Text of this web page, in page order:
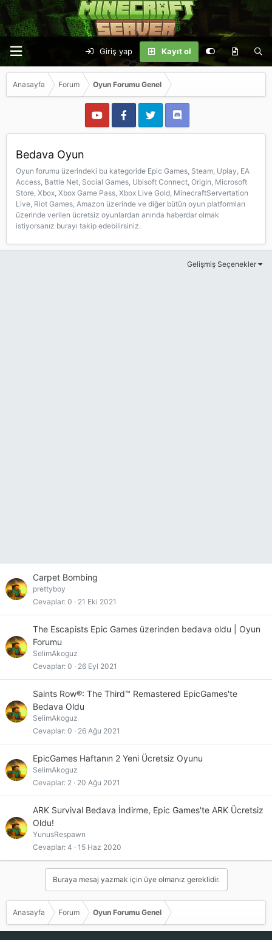
Giriş yap Kayıt ol
Anasayfa Forum Oyun Forumu Genel
Bedava Oyun
Oyun forumu üzerindeki bu kategoride Epic Games, Steam, Uplay, EA
Access, Battle Net, Social Games, Ubisoft Connect, Origin, Microsoft
Store, Xbox, Xbox Game Pass, Xbox Live Gold, MinecraftServertation
Live, Riot Games, Amazon üzerinde ve diğer bütün oyun platformları
üzerinde verilen ücretsiz oyunlardan anında haberdar olmak
istiyorsanız burayı takip edebilirsiniz.
Gelişmiş Seçenekler
Carpet Bombing
prettyboy
Cevaplar 0 21 Eki 2021
The Escapists Epic Games üzerinden bedava oldu | Oyun
Forumu
SelimAkoguz
Cevaplar 0 26 Eyl 2021
Saints Row®: The Third™ Remastered EpicGames'te
Bedava Oldu
SelimAkoguz
Cevaplar 0 26 Ağu 2021
EpicGames Haftanın 2 Yeni Ücretsiz Oyunu
SelimAkoguz
Cevaplar 2 20 Ağu 2021
ARK Survival Bedava İndirme, Epic Games'te ARK Ücretsiz
Oldu!
YunusRespawn
Cevaplar 4 15 Haz 2020
Buraya mesaj yazmak için üye olmanız gereklidir.
Anasayfa Forum Oyun Forumu Genel